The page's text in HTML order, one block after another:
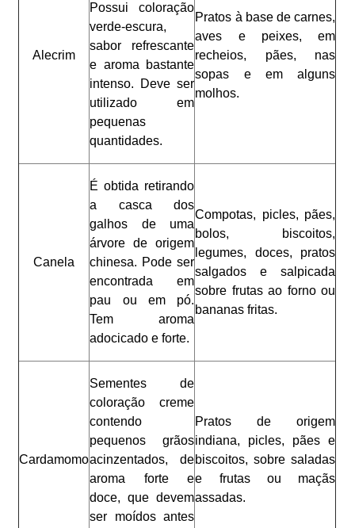
Alecrim
Possui coloração
verde-escura,
sabor refrescante
e aroma bastante
intenso. Deve ser
utilizado em
pequenas
quantidades.
Pratos à base de carnes,
aves e peixes, em
recheios, pães, nas
sopas e em alguns
molhos.
Canela
É obtida retirando
a casca dos
galhos de uma
árvore de origem
chinesa. Pode ser
encontrada em
pau ou em pó.
Tem aroma
adocicado e forte.
Compotas, picles, pães,
bolos, biscoitos,
legumes, doces, pratos
salgados e salpicada
sobre frutas ao forno ou
bananas fritas.
Cardamomo
Sementes de
coloração creme
contendo
pequenos grãos
acinzentados, de
aroma forte e
doce, que devem
ser moídos antes
Pratos de origem
indiana, picles, pães e
biscoitos, sobre saladas
e frutas ou maçãs
assadas.